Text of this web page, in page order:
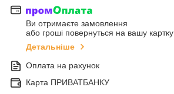
Ви отримаєте замовлення
або гроші повернуться на вашу картку
Детальніше
Оплата на рахунок
Карта ПРИВАТБАНКУ